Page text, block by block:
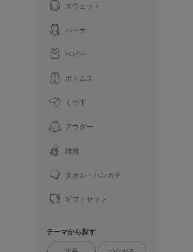
スウェット
パーカ
ベビー
ボトムス
くつ下
アウター
雑貨
タオル・ハンカチ
ギフトセット
テーマから探す